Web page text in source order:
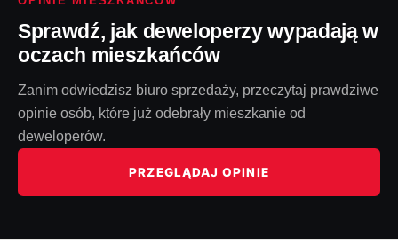
Sprawdź, jak deweloperzy wypadają w
oczach mieszkańców
Zanim odwiedzisz biuro sprzedaży, przeczytaj prawdziwe
opinie osób, które już odebrały mieszkanie od
deweloperów.
PRZEGLĄDAJ OPINIE